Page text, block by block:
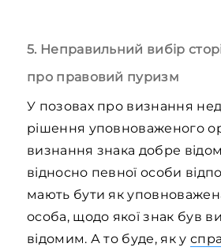
5. Неправильний вибір
про правовий пуризм
У позовах про визнання
рішення уповноваженого
визнання знака добре
відносно певної особи
мають бути як
особа, щодо якої знак був
відомим. А то буде, як у